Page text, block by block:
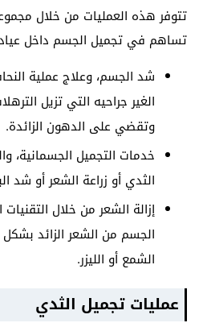
تتوفر هذه العمليات من خلال
تساهم في تجميل الجسم داخل
شد الجسم، وعلاج عملية
الغير جراحيه التي تزيل
وتقضي على الدهون الزائدة.
خدمات التجميل الجسمانية،
الثدي أو زراعة الشعر أو شد
إزالة الشعر من خلال
الجسم من الشعر الزائد
الشمع أو الليزر.
عمليات تجميل الثدي